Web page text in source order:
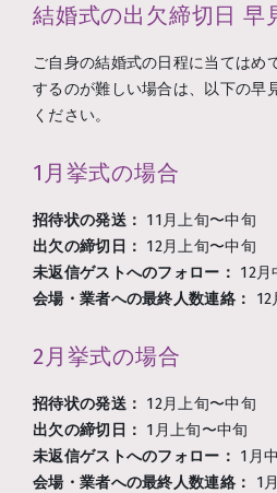
結婚式の出欠締切日 早
ご自身の結婚式の日程に当てはめ
するのが難しい場合は、以下の早
ください。
1月挙式の場合
招待状の発送： 11月上旬〜中旬
出欠の締切日： 12月上旬〜中旬
未返信ゲストへのフォロー： 12月
会場・業者への最終人数連絡：
2月挙式の場合
招待状の発送： 12月上旬〜中旬
出欠の締切日： 1月上旬〜中旬
未返信ゲストへのフォロー： 1月
会場・業者への最終人数連絡：
1